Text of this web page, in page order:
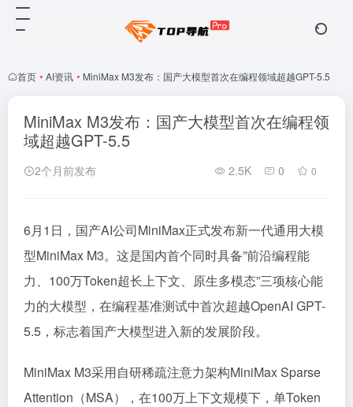
首页 • AI资讯 • MiniMax M3发布：国产大模型首次在编程领域超越GPT-5.5
MiniMax M3发布：国产大模型首次在编程领
域超越GPT-5.5
2个月前发布 2.5K 0 0
6月1日，国产AI公司MiniMax正式发布新一代通用大模
型MiniMax M3。这是国内首个同时具备”前沿编程能
力、100万Token超长上下文、原生多模态”三项核心能
力的大模型，在编程基准测试中首次超越OpenAI GPT-
5.5，标志着国产大模型进入新的发展阶段。
MiniMax M3采用自研稀疏注意力架构MiniMax Sparse
Attention（MSA），在100万上下文规模下，单Token